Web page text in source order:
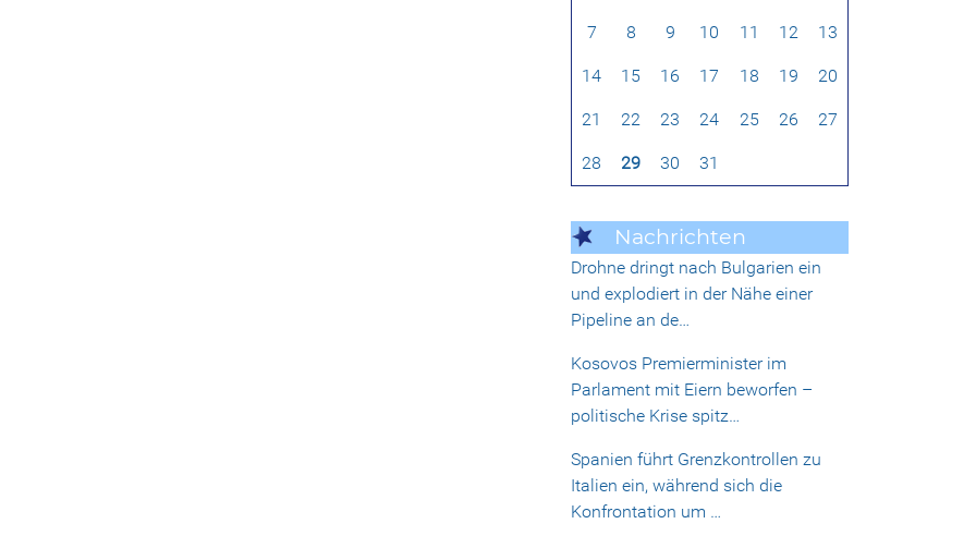
7 8 9 10 11 12 13
14 15 16 17 18 19 20
21 22 23 24 25 26 27
28 29 30 31
Nachrichten
Drohne dringt nach Bulgarien ein
und explodiert in der Nähe einer
Pipeline an de…
Kosovos Premierminister im
Parlament mit Eiern beworfen –
politische Krise spitz…
Spanien führt Grenzkontrollen zu
Italien ein, während sich die
Konfrontation um …